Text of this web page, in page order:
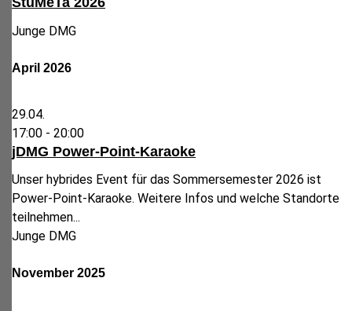
Junge DMG
April 2026
29.04.
17:00 - 20:00
jDMG Power-Point-Karaoke
Unser hybrides Event für das Sommersemester 2026 ist
Power-Point-Karaoke. Weitere Infos und welche Standorte
teilnehmen...
Junge DMG
November 2025